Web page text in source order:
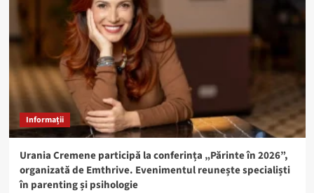
Informații
Urania Cremene participă la conferința „Părinte în 2026”,
organizată de Emthrive. Evenimentul reunește specialiști
în parenting și psihologie